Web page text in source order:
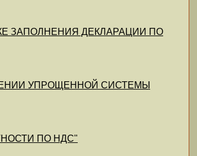
ЗАПОЛНЕНИЯ ДЕКЛАРАЦИИ ПО
УПРОЩЕННОЙ СИСТЕМЫ
ПО НДС"